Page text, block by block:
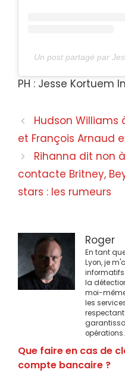
Un post partagé par
PH : Jesse Kortuem
Navigation
des
Hudson Williams
et François Arnaud
Rihanna dit non
contacte Britney,
stars : les rumeurs
Roger
En tant
Lyon, je
la
moi-
les
respectant
opérations.
Que faire en cas de
compte bancaire ?